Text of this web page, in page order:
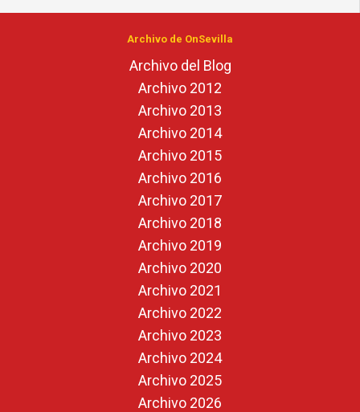
Archivo de OnSevilla
Archivo del Blog
Archivo 2012
Archivo 2013
Archivo 2014
Archivo 2015
Archivo 2016
Archivo 2017
Archivo 2018
Archivo 2019
Archivo 2020
Archivo 2021
Archivo 2022
Archivo 2023
Archivo 2024
Archivo 2025
Archivo 2026